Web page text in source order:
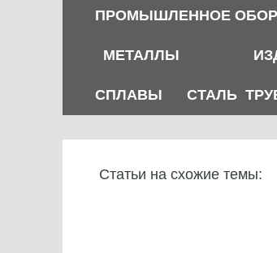
ПРОМЫШЛЕННОЕ
МЕТАЛЛЫ
СПЛАВЫ СТАЛЬ
Статьи на схожие темы: